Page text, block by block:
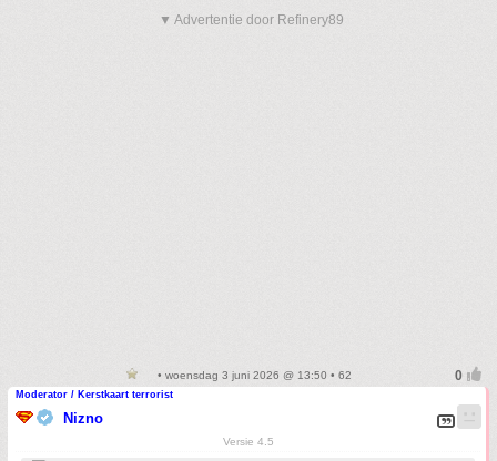
▼ Advertentie door Refinery89
• woensdag 3 juni 2026 @ 13:50 • 62
Moderator / Kerstkaart terrorist
Nizno
Versie 4.5